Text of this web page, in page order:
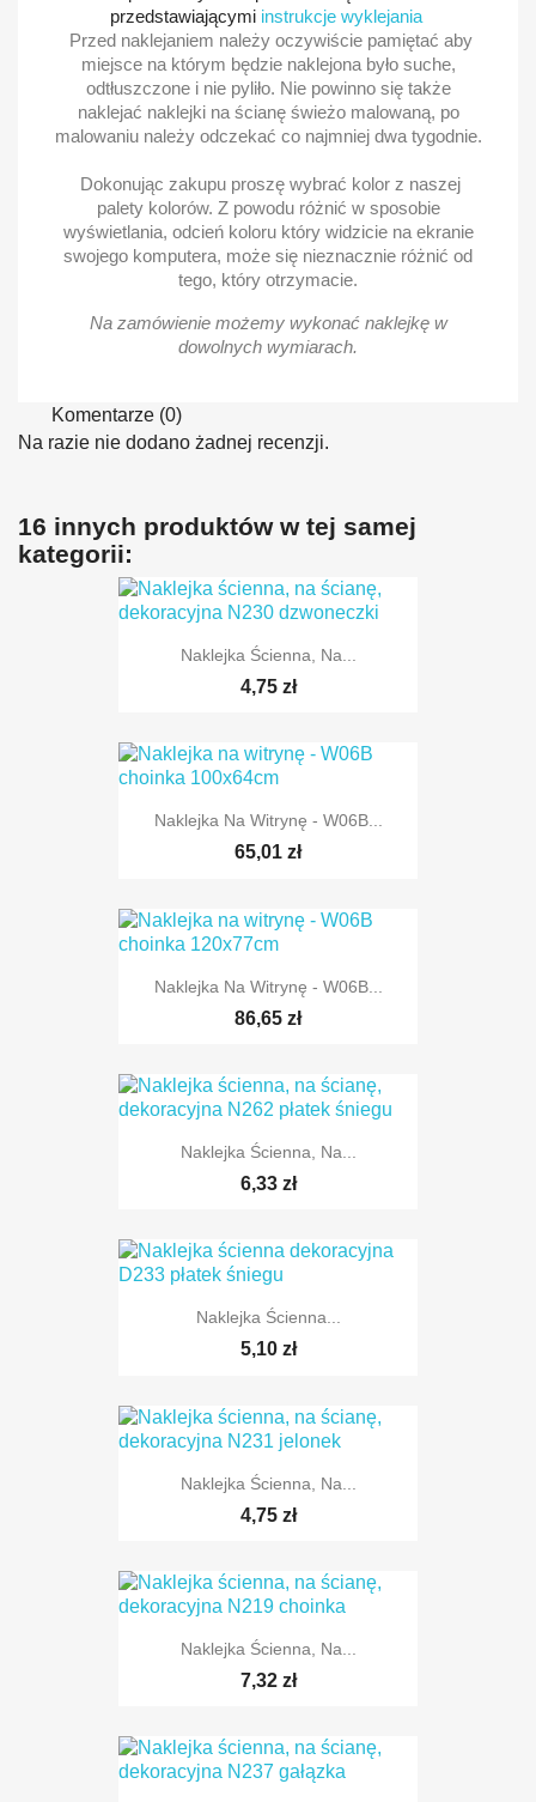
przedstawiającymi instrukcje wyklejania
Przed naklejaniem należy oczywiście pamiętać aby
miejsce na którym będzie naklejona było suche,
odtłuszczone i nie pyliło. Nie powinno się także
naklejać naklejki na ścianę świeżo malowaną, po
malowaniu należy odczekać co najmniej dwa tygodnie.
Dokonując zakupu proszę wybrać kolor z naszej
palety kolorów. Z powodu różnić w sposobie
wyświetlania, odcień koloru który widzicie na ekranie
swojego komputera, może się nieznacznie różnić od
tego, który otrzymacie.
Na zamówienie możemy wykonać naklejkę w
dowolnych wymiarach.
Komentarze (0)
Na razie nie dodano żadnej recenzji.
16 innych produktów w tej samej
kategorii:
Naklejka Ścienna, Na...
4,75 zł
TYLKO ONLINE
Naklejka Na Witrynę - W06B...
65,01 zł
Naklejka Na Witrynę - W06B...
86,65 zł
Naklejka Ścienna, Na...
6,33 zł
TYLKO ONLINE
Naklejka Ścienna...
5,10 zł
TYLKO ONLINE
Naklejka Ścienna, Na...
4,75 zł
TYLKO ONLINE
Naklejka Ścienna, Na...
7,32 zł